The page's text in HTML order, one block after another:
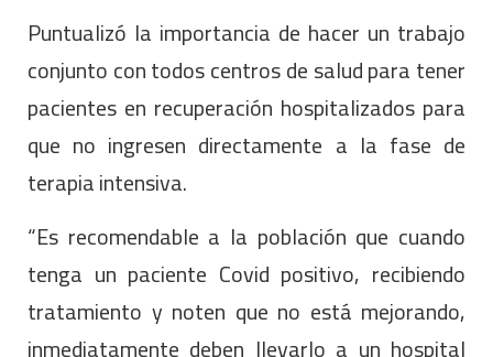
Puntualizó la importancia de hacer un trabajo
conjunto con todos centros de salud para tener
pacientes en recuperación hospitalizados para
que no ingresen directamente a la fase de
terapia intensiva.
“Es recomendable a la población que cuando
tenga un paciente Covid positivo, recibiendo
tratamiento y noten que no está mejorando,
inmediatamente deben llevarlo a un hospital